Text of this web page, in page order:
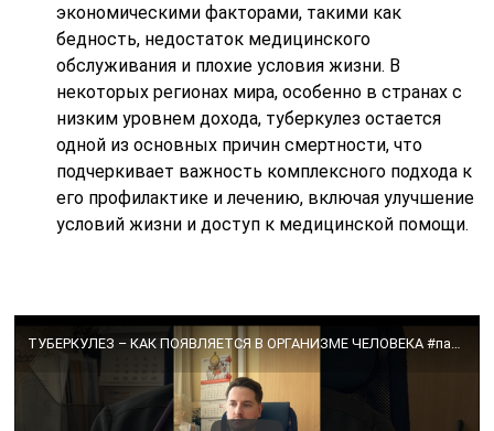
экономическими факторами, такими как
бедность, недостаток медицинского
обслуживания и плохие условия жизни. В
некоторых регионах мира, особенно в странах с
низким уровнем дохода, туберкулез остается
одной из основных причин смертности, что
подчеркивает важность комплексного подхода к
его профилактике и лечению, включая улучшение
условий жизни и доступ к медицинской помощи.